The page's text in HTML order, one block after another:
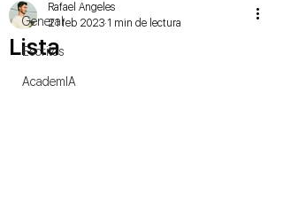
General
Escritos
AcademIA
Lista
Rafael Angeles
21 feb 2023 1 min de lectura